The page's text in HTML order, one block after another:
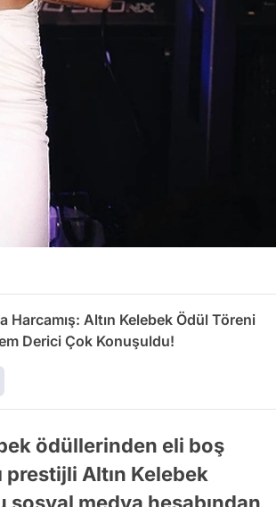
Harcamış: Altın Kelebek Ödül Töreni
Derici Çok Konuşuldu!
ödüllerinden eli boş
prestijli Altın Kelebek
sosyal medya hesabından